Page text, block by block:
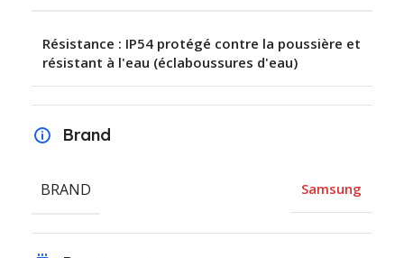
Résistance : IP54 protégé contre la poussière et
résistant à l'eau (éclaboussures d'eau)
Brand
BRAND Samsung